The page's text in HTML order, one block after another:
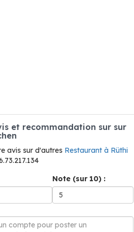
et recommandation sur sur
avis sur d'autres Restaurant à Rüthi
Note (sur 10) :